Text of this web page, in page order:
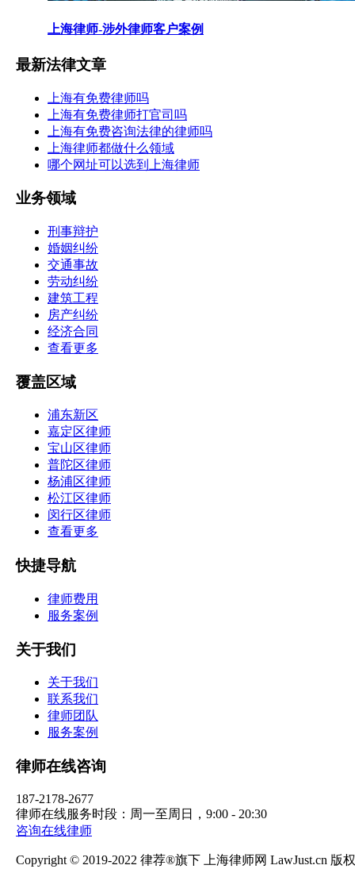
上海律师-涉外律师客户案例
最新法律文章
上海有免费律师吗
上海有免费律师打官司吗
上海有免费咨询法律的律师吗
上海律师都做什么领域
哪个网址可以选到上海律师
业务领域
刑事辩护
婚姻纠纷
交通事故
劳动纠纷
建筑工程
房产纠纷
经济合同
查看更多
覆盖区域
浦东新区
嘉定区律师
宝山区律师
普陀区律师
杨浦区律师
松江区律师
闵行区律师
查看更多
快捷导航
律师费用
服务案例
关于我们
关于我们
联系我们
律师团队
服务案例
律师在线咨询
187-2178-2677
律师在线服务时段：周一至周日，9:00 - 20:30
咨询在线律师
Copyright © 2019-2022 律荐®旗下 上海律师网 LawJust.cn 版权